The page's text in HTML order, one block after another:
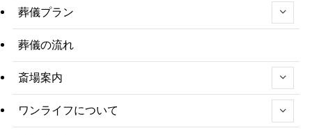
葬儀プラン
葬儀の流れ
斎場案内
ワンライフについて